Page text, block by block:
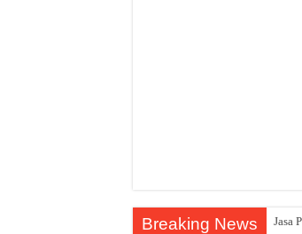
Breaking News Jasa